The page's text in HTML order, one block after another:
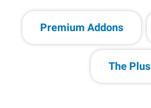
Premium Addons
The Plus